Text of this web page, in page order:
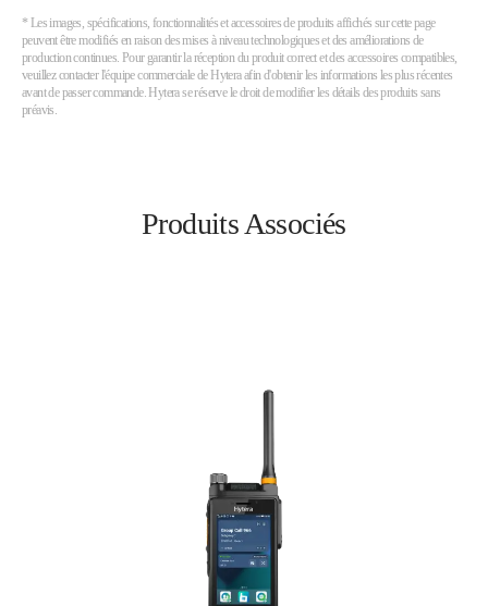
* Les images, spécifications, fonctionnalités et accessoires de produits affichés sur cette page
peuvent être modifiés en raison des mises à niveau technologiques et des améliorations de
production continues. Pour garantir la réception du produit correct et des accessoires compatibles,
veuillez contacter l'équipe commerciale de Hytera afin d'obtenir les informations les plus récentes
avant de passer commande. Hytera se réserve le droit de modifier les détails des produits sans
préavis.
Produits Associés